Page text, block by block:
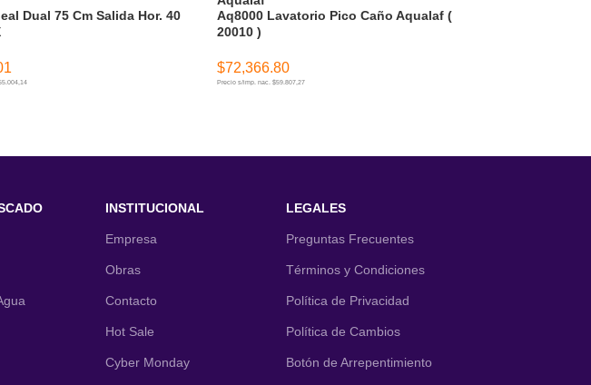
Dual 75 Cm Salida Hor. 40
Aq8000 Lavatorio Pico Caño Aqualaf (
20010 )
$72,366.80
Precio s/imp. nac. $59.807,27
INSTITUCIONAL
Empresa
Obras
Contacto
Hot Sale
Cyber Monday
LEGALES
Preguntas Frecuentes
Términos y Condiciones
Política de Privacidad
Política de Cambios
Botón de Arrepentimiento